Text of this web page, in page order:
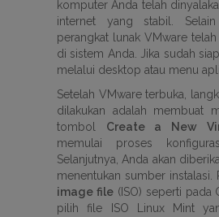
komputer Anda telah
internet yang stabil.
perangkat lunak VMware
di sistem Anda. Jika sudah
melalui desktop atau menu
Setelah VMware terbuka,
dilakukan adalah membuat
tombol Create a New
memulai proses
Selanjutnya, Anda akan
menentukan sumber instalasi.
image file(ISO) seperti pada
pilih file ISO Linux Mint